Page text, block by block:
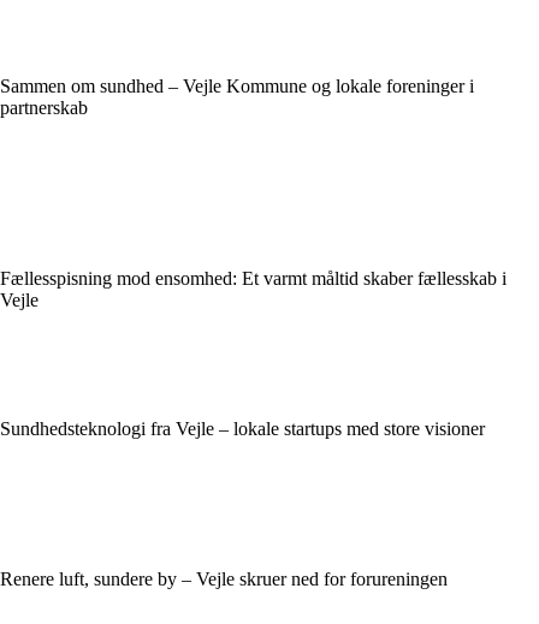
Sammen om sundhed – Vejle Kommune og lokale foreninger i
partnerskab
Fællesspisning mod ensomhed: Et varmt måltid skaber fællesskab i
Vejle
Sundhedsteknologi fra Vejle – lokale startups med store visioner
Renere luft, sundere by – Vejle skruer ned for forureningen